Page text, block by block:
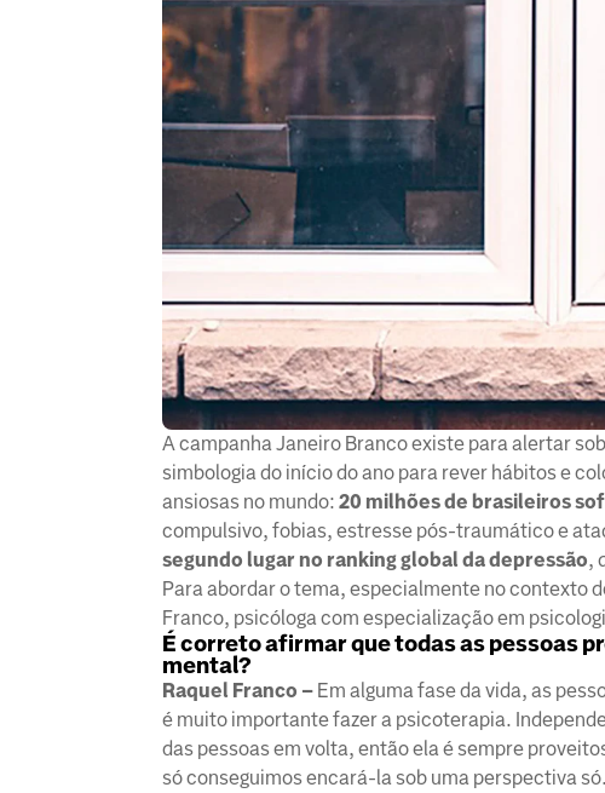
A campanha Janeiro Branco existe para alertar
simbologia do início do ano para rever hábitos e
ansiosas no mundo: 20 milhões de brasileiros
compulsivo, fobias, estresse pós-traumático e
segundo lugar no ranking global da depressão,
Para abordar o tema, especialmente no contexto
Franco, psicóloga com especialização em
É correto afirmar que todas as pessoas
mental?
Raquel Franco – Em alguma fase da vida, as
é muito importante fazer a psicoterapia.
das pessoas em volta, então ela é sempre
só conseguimos encará-la sob uma perspectiva